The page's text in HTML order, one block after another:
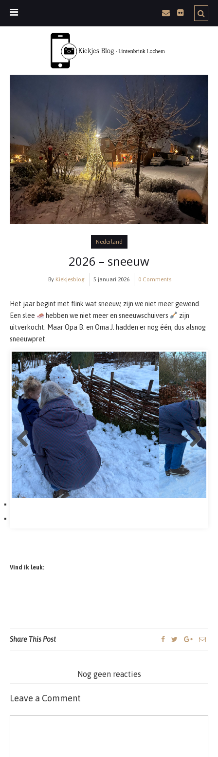
Nederland
2026 – sneeuw
By Kiekjesblog 5 januari 2026 0 Comments
Het jaar begint met flink wat sneeuw, zijn we niet meer gewend.
Een slee
hebben we niet meer en sneeuwschuivers
zijn
uitverkocht. Maar Opa B. en Oma J. hadden er nog één, dus alsnog
sneeuwpret.
Vind ik leuk:
Share This Post
Nog geen reacties
Leave a Comment